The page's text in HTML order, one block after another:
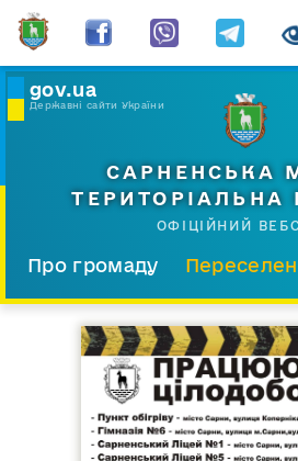
gov.ua
Державні сайти України
САРНЕНСЬКА
ТЕРИТОРІАЛЬНА
ОФІЦІЙНИЙ
Про громаду
Прес-центр